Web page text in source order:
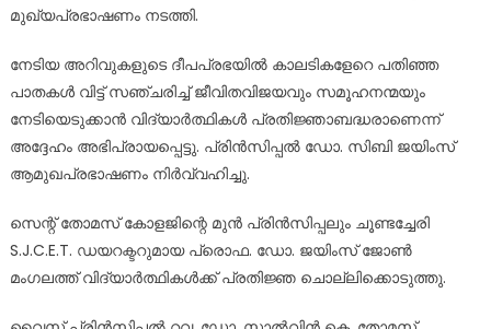
മുഖ്യപ്രഭാഷണം നടത്തി.
നേടിയ അറിവുകളുടെ ദീപപ്രഭയില്‍ കാലടികളേറെ പതിഞ്ഞ
പാതകള്‍ വിട്ട് സഞ്ചരിച്ച് ജീവിതവിജയവും സമൂഹനന്മയും
നേടിയെടുക്കാന്‍ വിദ്യാര്‍ത്ഥികള്‍ പ്രതിജ്ഞാബദ്ധരാണെന്ന്
അദ്ദേഹം അഭിപ്രായപ്പെട്ടു. പ്രിന്‍സിപ്പല്‍ ഡോ. സിബി ജയിംസ്
ആമുഖപ്രഭാഷണം നിര്‍വ്വഹിച്ചു.
സെന്റ് തോമസ് കോളജിന്റെ മുന്‍ പ്രിന്‍സിപ്പലും ചൂണ്ടച്ചേരി
S.J.C.E.T. ഡയറക്ടറുമായ പ്രൊഫ. ഡോ. ജയിംസ് ജോണ്‍
മംഗലത്ത് വിദ്യാര്‍ത്ഥികള്‍ക്ക് പ്രതിജ്ഞ ചൊല്ലിക്കൊടുത്തു.